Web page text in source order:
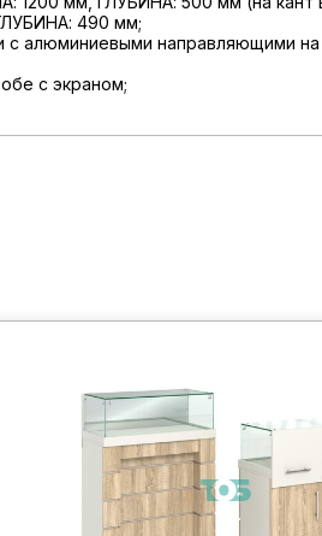
490 мм;
с алюминиевыми направляющими на
с экраном;